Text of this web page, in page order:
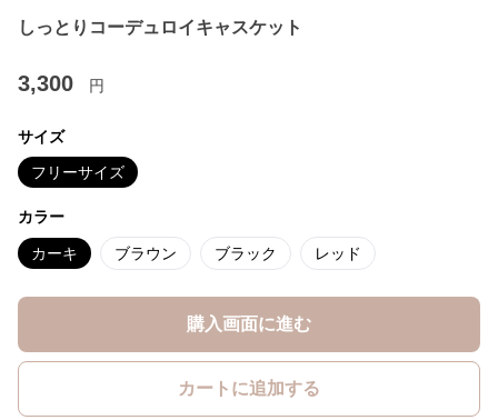
しっとりコーデュロイキャスケット
3,300 円
サイズ
フリーサイズ
カラー
カーキ ブラウン ブラック レッド
購入画面に進む
カートに追加する